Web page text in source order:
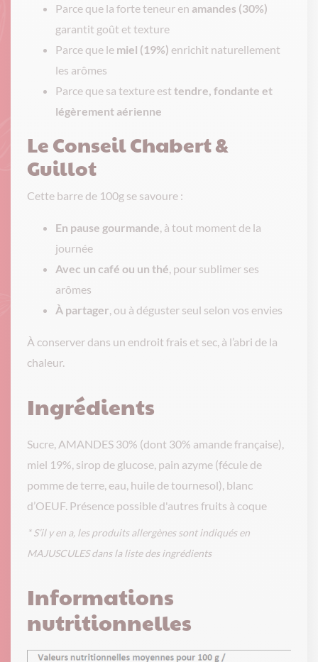
Parce que la forte teneur en amandes (30%)
garantit goût et texture
Parce que le miel (19%) enrichit naturellement
les arômes
Parce que sa texture est tendre, fondante et
légèrement aérienne
Le Conseil Chabert &
Guillot
Cette barre de 100g se savoure :
En pause gourmande, à tout moment de la
journée
Avec un café ou un thé, pour sublimer ses
arômes
À partager, ou à déguster seul selon vos envies
À conserver dans un endroit frais et sec, à l’abri de la
chaleur.
Ingrédients
Sucre, AMANDES 30% (dont 30% amande française),
miel 19%, sirop de glucose, pain azyme (fécule de
pomme de terre, eau, huile de tournesol), blanc
d’OEUF. Présence possible d'autres fruits à coque
* S’il y en a, les produits allergènes sont indiqués en
MAJUSCULES dans la liste des ingrédients
Informations
nutritionnelles